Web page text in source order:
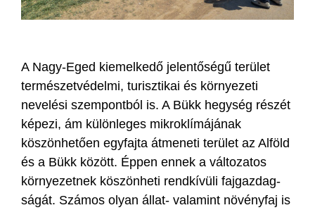
A Nagy-Eged kiemelkedő jelentőségű terület
természetvédelmi, turisztikai és környezeti
nevelési szempontból is. A Bükk hegység részét
képezi, ám különleges mikroklímájának
köszönhetően egyfajta átmeneti terület az Alföld
és a Bükk között. Éppen ennek a változatos
környezetnek köszönheti rendkívüli fajgazdag­
ságát. Számos olyan állat- valamint növényfaj is